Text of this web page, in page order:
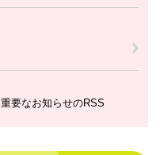
重要なお知らせのRSS